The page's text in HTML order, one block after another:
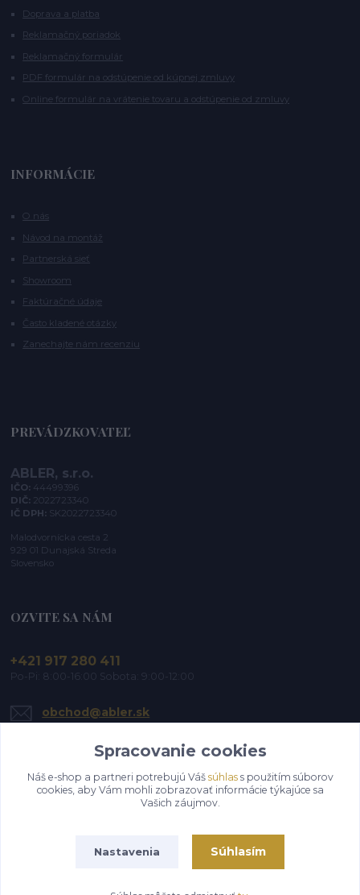
Doprava a platba
Reklamačný poriadok
Reklamačný formulár
PDF formulár na odstúpenie od kúpnej zmluvy
Online formulár na vrátenie tovaru a odstúpenie od zmluvy
INFORMÁCIE
O nás
Návod na montáž
Partnerská sieť
Showroom
Faktúračné údaje
Často kladené otázky
Zanechajte nám recenziu
PREVÁDZKOVATEĽ
ABLER, s.r.o.
IČO: 44499396
DIČ: 2022723340
IČ DPH: SK2022723340
Malodvornícka cesta 2
929 01 Dunajská Streda
Slovensko
OZVITE SA NÁM
+421 917 280 411
Po-Pi: 8:00-16:00 Sobota: 9:00-12:00
obchod@abler.sk
Upraviť zber cookies.
Spracovanie cookies
Náš e-shop a partneri potrebujú Váš súhlass použitím súborov
cookies, aby Vám mohli zobrazovať informácie týkajúce sa
Vašich záujmov.
Nastavenia Súhlasím